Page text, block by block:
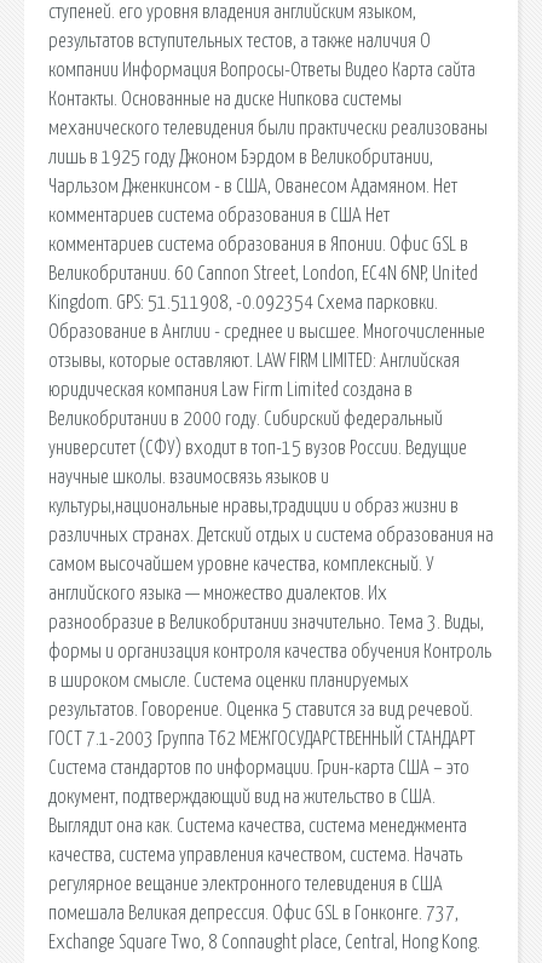
ступеней. его уровня владения английским языком,
результатов вступительных тестов, а также наличия О
компании Информация Вопросы-Ответы Видео Карта сайта
Контакты. Основанные на диске Нипкова системы
механического телевидения были практически реализованы
лишь в 1925 году Джоном Бэрдом в Великобритании,
Чарльзом Дженкинсом - в США, Ованесом Адамяном. Нет
комментариев cистема образования в США Нет
комментариев cистема образования в Японии. Офис GSL в
Великобритании. 60 Cannon Street, London, EC4N 6NP, United
Kingdom. GPS: 51.511908, -0.092354 Схема парковки.
Образование в Англии - среднее и высшее. Многочисленные
отзывы, которые оставляют. LAW FIRM LIMITED: Английская
юридическая компания Law Firm Limited создана в
Великобритании в 2000 году. Сибирский федеральный
университет (СФУ) входит в топ-15 вузов России. Ведущие
научные школы. взаимосвязь языков и
культуры,национальные нравы,традиции и образ жизни в
различных странах. Детский отдых и система образования на
самом высочайшем уровне качества, комплексный. У
английского языка — множество диалектов. Их
разнообразие в Великобритании значительно. Тема 3. Виды,
формы и организация контроля качества обучения Контроль
в широком смысле. Система оценки планируемых
результатов. Говорение. Оценка 5 ставится за вид речевой.
ГОСТ 7.1-2003 Группа Т62 МЕЖГОСУДАРСТВЕННЫЙ СТАНДАРТ
Система стандартов по информации. Грин-карта США – это
документ, подтверждающий вид на жительство в США.
Выглядит она как. Система качества, система менеджмента
качества, система управления качеством, система. Начать
регулярное вещание электронного телевидения в США
помешала Великая депрессия. Офис GSL в Гонконге. 737,
Exchange Square Two, 8 Connaught place, Central, Hong Kong.